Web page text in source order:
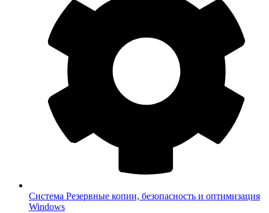
Система Резервные копии, безопасность и оптимизация
Windows